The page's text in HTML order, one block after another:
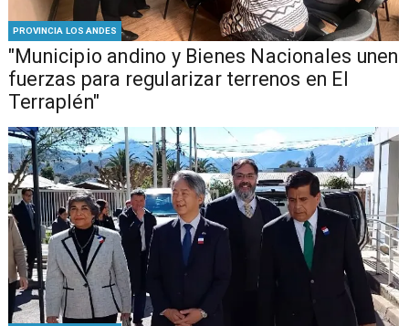
PROVINCIA LOS ANDES
"Municipio andino y Bienes Nacionales unen
fuerzas para regularizar terrenos en El
Terraplén"